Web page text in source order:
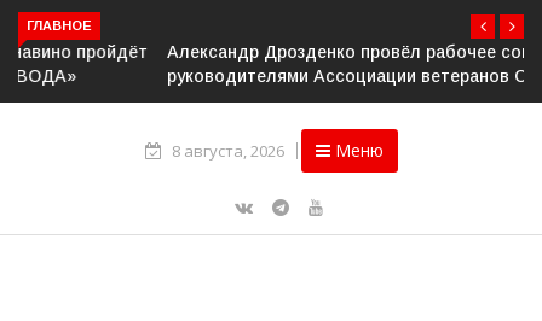
ГЛАВНОЕ
Александр Дрозденко провёл рабочее совещание с
руководителями Ассоциации ветеранов СВО
8 августа, 2026 Меню